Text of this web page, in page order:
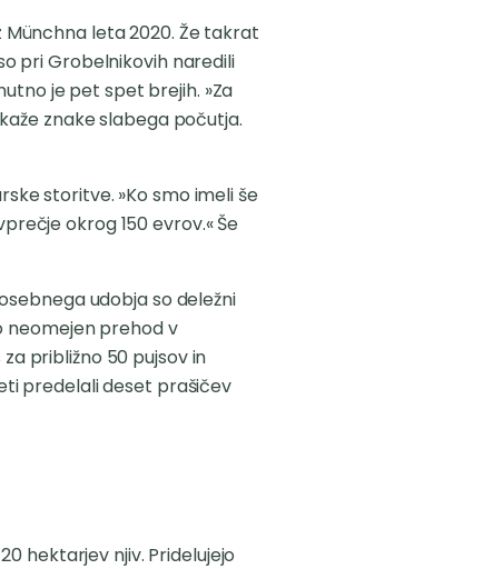
leta 2020. Že takrat
pri Grobelnikovih naredili
je pet spet brejih. »Za
znake slabega počutja.
storitve. »Ko smo imeli še
okrog 150 evrov.« Še
udobja so deležni
neomejen prehod v
približno 50 pujsov in
predelali deset prašičev
hektarjev njiv. Pridelujejo